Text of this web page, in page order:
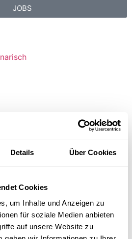
Details Über Cookies
Cookies
um Inhalte und Anzeigen zu
für soziale Medien anbieten
auf unsere Website zu
JOBS